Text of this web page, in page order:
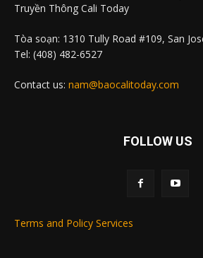
Truyền Thông Cali Today
Tòa soạn: 1310 Tully Road #109, San
Tel: (408) 482-6527
Contact us: nam@baocalitoday.com
FOLLOW US
Terms and Policy Services